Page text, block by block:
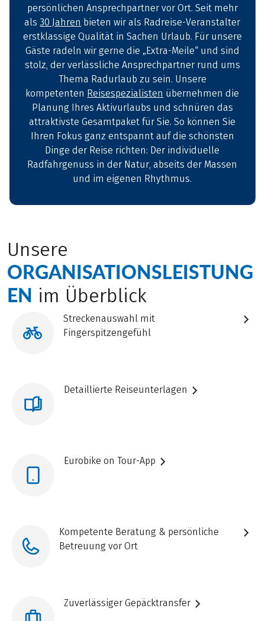
persönlichen Ansprechpartner vor Ort. Seit mehr
als30 Jahren bieten wir als Radreise-Veranstalter
erstklassige Qualität in Sachen Urlaub. Für unsere
Gäste radeln wir gerne die „Extra-Meile“ und sind
stolz, der verlässliche Ansprechpartner rund ums
Thema Radurlaub zu sein. Unsere
kompetenten Reisespezialisten übernehmen die
Planung Ihres Aktivurlaubs und schnüren das
attraktivste Gesamtpaket für Sie. So können Sie
Ihren Fokus ganz entspannt auf die schönsten
Dinge der Reise richten: Der individuelle
Radfahrgenuss in der Natur, abseits der Massen
und im eigenen Rhythmus.
Unsere
ORGANISATIONSLEISTUNG
EN im Überblick
Streckenauswahl mit
Fingerspitzengefühl
Detaillierte Reiseunterlagen
Eurobike on Tour-App
Kompetente Beratung & persönliche
Betreuung vor Ort
Zuverlässiger Gepäcktransfer